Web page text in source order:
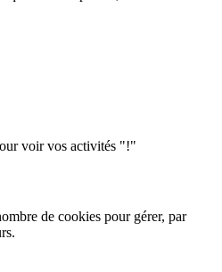
voir vos activités "!"
de cookies pour gérer, par